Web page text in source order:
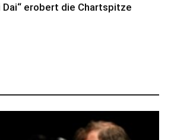
Dai“ erobert die Chartspitze